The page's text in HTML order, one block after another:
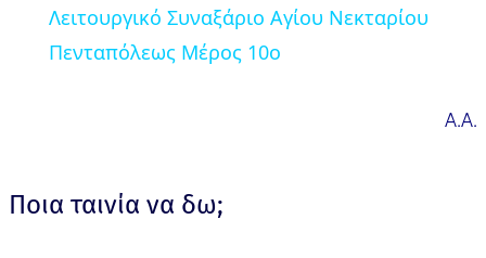
Λειτουργικό Συναξάριο Αγίου Νεκταρίου
Πενταπόλεως Μέρος 10ο
Α.Α.
Ποια ταινία να δω;